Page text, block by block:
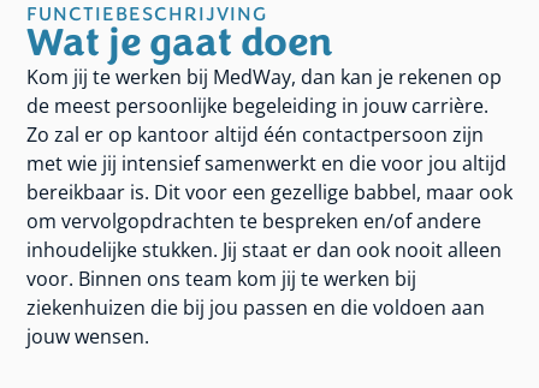
FUNCTIEBESCHRIJVING
Wat je gaat doen
Kom jij te werken bij MedWay, dan kan je rekenen op
de meest persoonlijke begeleiding in jouw carrière.
Zo zal er op kantoor altijd één contactpersoon zijn
met wie jij intensief samenwerkt en die voor jou altijd
bereikbaar is. Dit voor een gezellige babbel, maar ook
om vervolgopdrachten te bespreken en/of andere
inhoudelijke stukken. Jij staat er dan ook nooit alleen
voor. Binnen ons team kom jij te werken bij
ziekenhuizen die bij jou passen en die voldoen aan
jouw wensen.